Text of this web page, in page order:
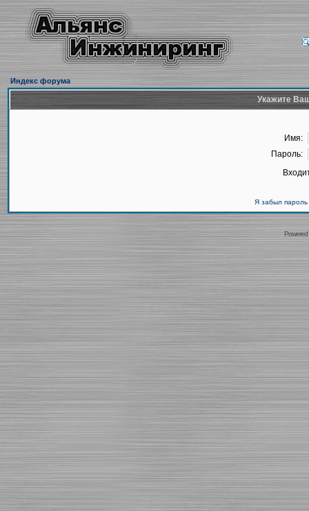
Индекс форума
Укажите
Имя:
Пароль:
Я забыл пароль